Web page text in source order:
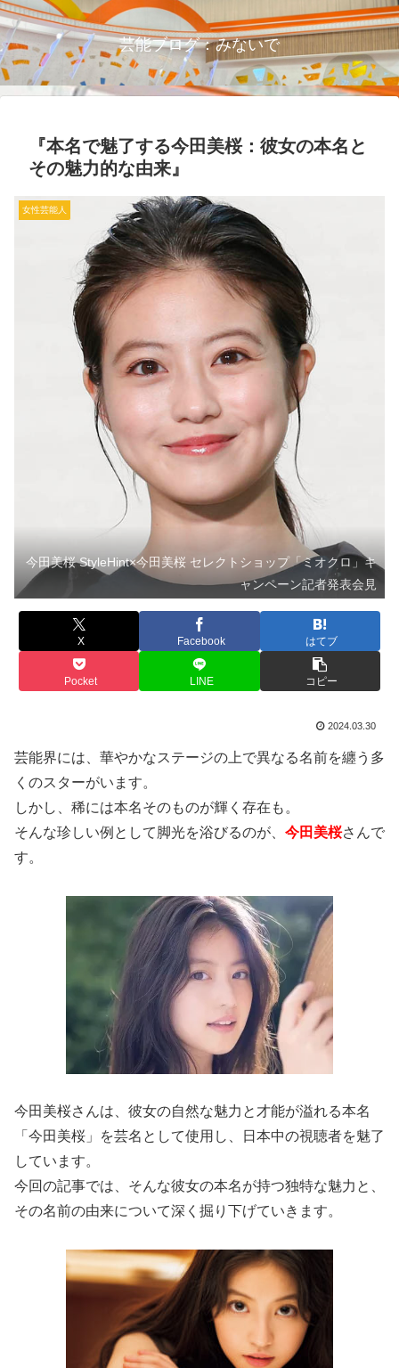
芸能ブログ：みないで
『本名で魅了する今田美桜：彼女の本名と
その魅力的な由来』
女性芸能人
今田美桜 StyleHint×今田美桜 セレクトショップ「ミオクロ」キ
ャンペーン記者発表会見
X Facebook はてブ
Pocket LINE コピー
2024.03.30
芸能界には、華やかなステージの上で異なる名前を纏う多
くのスターがいます。
しかし、稀には本名そのものが輝く存在も。
そんな珍しい例として脚光を浴びるのが、 今田美桜さんで
す。
今田美桜さんは、彼女の自然な魅力と才能が溢れる本名
「今田美桜」を芸名として使用し、日本中の視聴者を魅了
しています。
今回の記事では、そんな彼女の本名が持つ独特な魅力と、
その名前の由来について深く掘り下げていきます。